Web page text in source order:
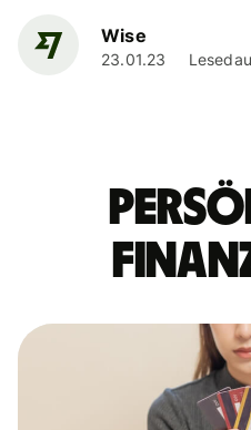
Wise
23.01.23